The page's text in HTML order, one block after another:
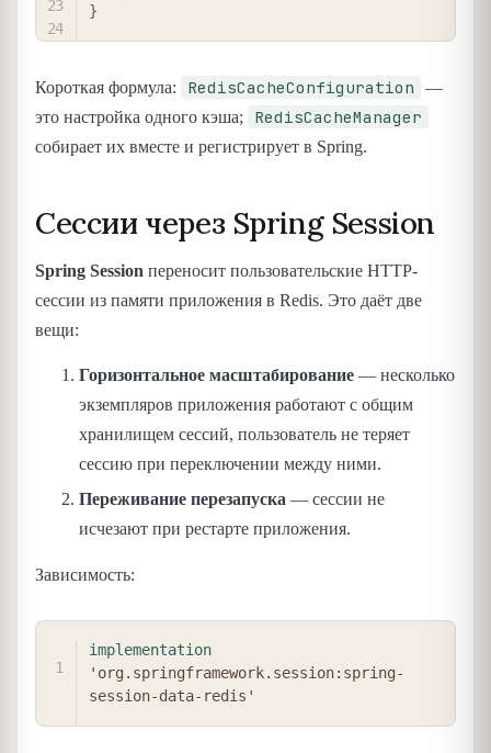
}
Короткая формула: RedisCacheConfiguration
—
это настройка одного кэша;
RedisCacheManager
собирает их вместе и регистрирует в Spring.
Сессии через Spring Session
Spring Session переносит пользовательские HTTP-
сессии из памяти приложения в Redis. Это даёт две
вещи:
Горизонтальное масштабирование — несколько
экземпляров приложения работают с общим
хранилищем сессий, пользователь не теряет
сессию при переключении между ними.
Переживание перезапуска — сессии не
исчезают при рестарте приложения.
Зависимость:
implementation
'org.springframework.session:spring-
session-data-redis'